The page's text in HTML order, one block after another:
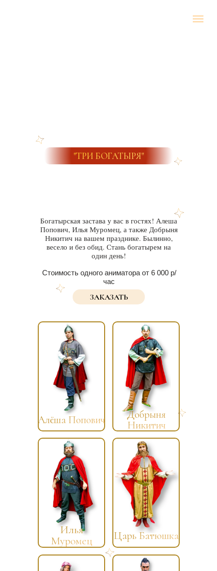
"ТРИ БОГАТЫРЯ"
Царь Батюшка
Добрыня
Никитич
Стоимость одного аниматора от 6 000 р/
час
Богатырская застава у вас в гостях! Алеша
Попович, Илья Муромец, а также Добрыня
Никитич на вашем празднике. Былинно,
весело и без обид. Стань богатырем на
один день!
ЗАКАЗАТЬ
Алёша Попович
Илья
Муромец